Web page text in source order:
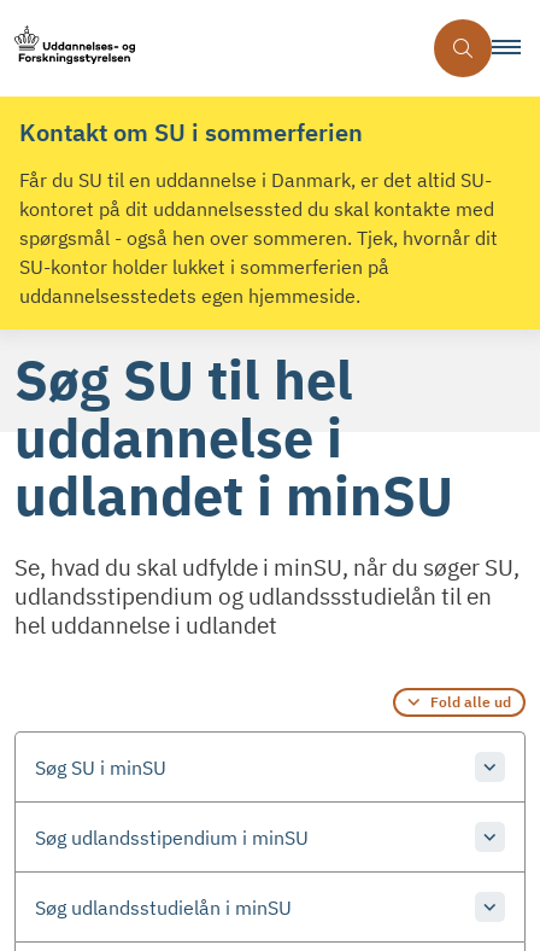
Kontakt om SU i sommerferien
Får du SU til en uddannelse i Danmark, er det altid SU-
kontoret på dit uddannelsessted du skal kontakte med
spørgsmål - også hen over sommeren. Tjek, hvornår dit
SU-kontor holder lukket i sommerferien på
uddannelsesstedets egen hjemmeside.
Søg SU til hel
uddannelse i
udlandet i minSU
Se, hvad du skal udfylde i minSU, når du søger SU,
udlandsstipendium og udlandssstudielån til en
hel uddannelse i udlandet
Fold alle ud
Søg SU i minSU
Søg udlandsstipendium i minSU
Søg udlandsstudielån i minSU